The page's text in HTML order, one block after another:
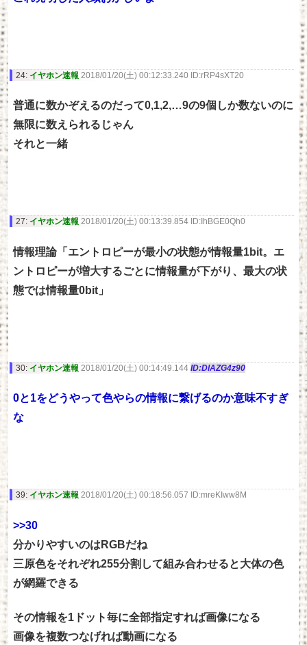
24: イヤホン速報 2018/01/20(土) 00:12:33.240 ID:rRP4sXT20
普通に数かぞえるのだって0,1,2,…9の9個しか数ないのに
無限に数えられるじゃん
それと一緒
27: イヤホン速報 2018/01/20(土) 00:13:39.854 ID:IhBGE0Qh0
情報理論「エントロピーが最小の状態が情報量1bit。エ
ントロピーが増大するごとに情報量が下がり、最大の状
態では情報量0bit」
30: イヤホン速報 2018/01/20(土) 00:14:49.144 ID:DlAZG4z90
0と1をどうやって色やらの情報に繋げるのか意味不すぎ
な
39: イヤホン速報 2018/01/20(土) 00:18:56.057 ID:mreKIww8M
>>30
分かりやすいのはRGBだね
三原色をそれぞれ255分割して組み合わせると大体の色
が網羅できる
その情報を1ドット毎に全部指定すれば画像になる
画像を複数つなげれば動画になる